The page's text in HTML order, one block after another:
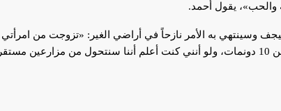
والحب»، يقول أحمد.
سنة، وعندي 16 طفلاً، كنّا نكفي لزراعة وحصد أرضنا المؤلفة من 10 دونمات، ولو أنني كنت أعلم أننا سنتحول من